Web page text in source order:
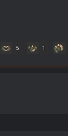
5 1